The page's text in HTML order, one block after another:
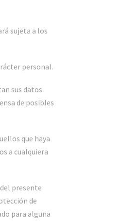
sujeta a los
personal.
sus datos
de posibles
que haya
a cualquiera
presente
de
para alguna